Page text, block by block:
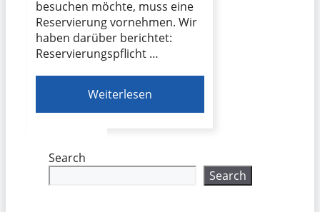
besuchen möchte, muss eine
Reservierung vornehmen. Wir
haben darüber berichtet:
Reservierungspflicht …
Weiterlesen
Search
Search